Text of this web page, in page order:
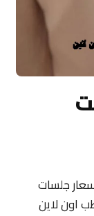
جلسات
اون لاين